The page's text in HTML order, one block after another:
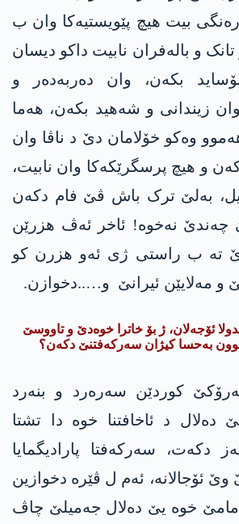
بیت هیچ پێویستیەکا وان ب
و بالەفران نابیت داکو دیسان
بکەن، وان دەربەدەر و
زیندانی و شەهید بکەن، هەما
وەکو خۆلامان دێ د ناڤا وان
و هیچ پرسگرێکەکا وان نابیت،
بەلێ ترک باش ڤێ فام دکەن
نەخوە! ئاخر ئەڤ هزرێن
تە ب راستی ژی ئەو هزرن کو
و مەلایێن ئیرانێ و…..دخوازن.
ئۆجەلان، ژ بۆ خاترا خوەدێ و تاووسێ
بەحسا کیژان سەرکەفتنێ دکەن؟
کوردێن سەرەرد و بنەرد
دەلال د ئاخافتنا خوە دا تشتا
دکەت، سەرکەفتا پارادیگمایا
ئۆجالانە، ئەم ل ڤێرە دخوازین
مامێ خوە یێ دەلال جەمیلێ چاڤ